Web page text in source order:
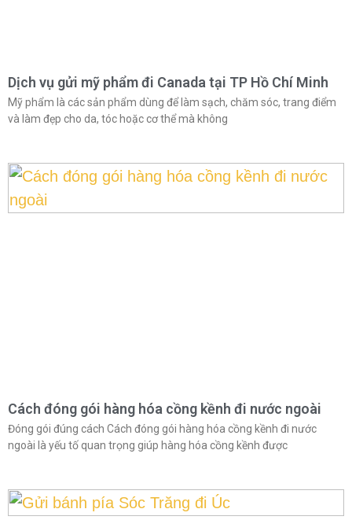
Dịch vụ gửi mỹ phẩm đi Canada tại TP Hồ Chí Minh
Mỹ phẩm là các sản phẩm dùng để làm sạch, chăm sóc, trang điểm
và làm đẹp cho da, tóc hoặc cơ thể mà không
Cách đóng gói hàng hóa cồng kềnh đi nước ngoài
Đóng gói đúng cách Cách đóng gói hàng hóa cồng kềnh đi nước
ngoài là yếu tố quan trọng giúp hàng hóa cồng kềnh được